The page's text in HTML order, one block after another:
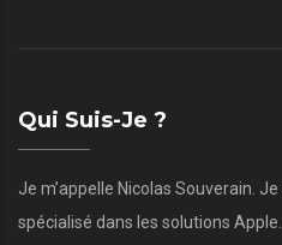
Qui Suis-Je ?
Je m’appelle Nicolas Souverain.
spécialisé dans les solutions